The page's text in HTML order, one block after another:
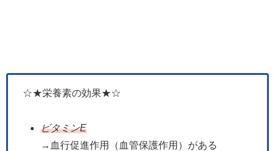
☆★栄養素の効果★☆
ビタミンE
→血行促進作用（血管保護作用）がある